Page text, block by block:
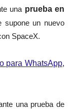
una prueba en
supone un nuevo
SpaceX.
para WhatsApp,
una prueba de